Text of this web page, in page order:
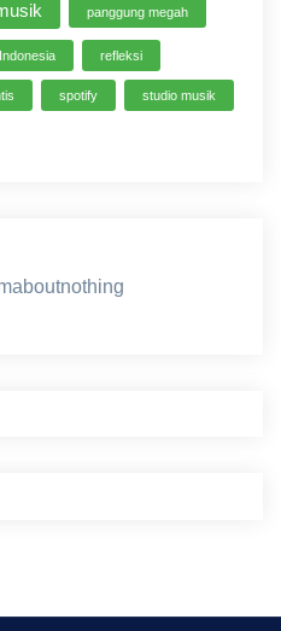
panggung megah
refleksi
spotify studio musik